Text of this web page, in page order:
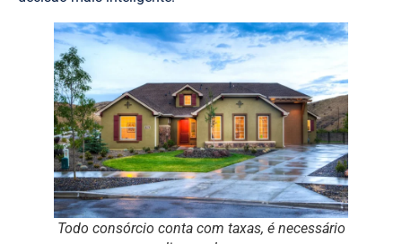
Todo consórcio conta com taxas, é necessário